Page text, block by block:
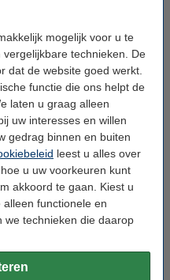
mogelijk voor u te
technieken. De
dat de website goed werkt.
functie die ons helpt de
laten u graag alleen
uw interesses en willen
gedrag binnen en buiten
leest u alles over
u uw voorkeuren kunt
akkoord te gaan. Kiest u
functionele en
we technieken die daarop